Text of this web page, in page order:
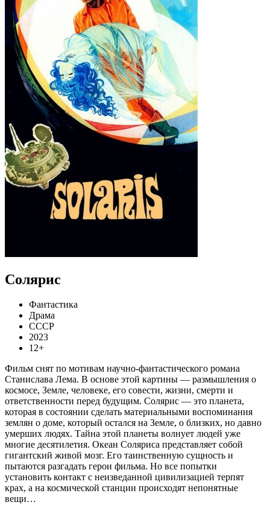
Солярис
Фантастика
Драма
СССР
2023
12+
Фильм снят по мотивам научно-фантастического романа
Станислава Лема. В основе этой картины — размышления о
космосе, Земле, человеке, его совести, жизни, смерти и
ответственности перед будущим. Солярис — это планета,
которая в состоянии сделать материальными воспоминания
землян о доме, который остался на Земле, о близких, но давно
умерших людях. Тайна этой планеты волнует людей уже
многие десятилетия. Океан Соляриса представляет собой
гигантский живой мозг. Его таинственную сущность и
пытаются разгадать герои фильма. Но все попытки
установить контакт с неизведанной цивилизацией терпят
крах, а на космической станции происходят непонятные
вещи…